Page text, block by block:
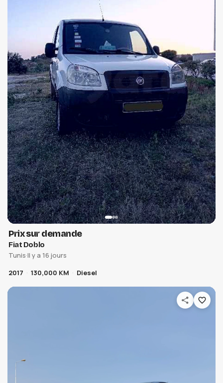
Prix sur demande
Fiat Doblo
Tunis·Il y a 16 jours
2017
130,000 KM Diesel